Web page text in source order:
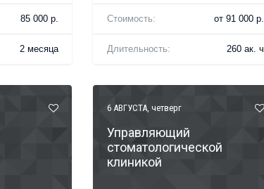
85 000 р.
2 месяца
Стоимость: от 91 000 р.
Длительность: 260 ак. ч
6 АВГУСТА, четверг
Управляющий
стоматологической
клиникой